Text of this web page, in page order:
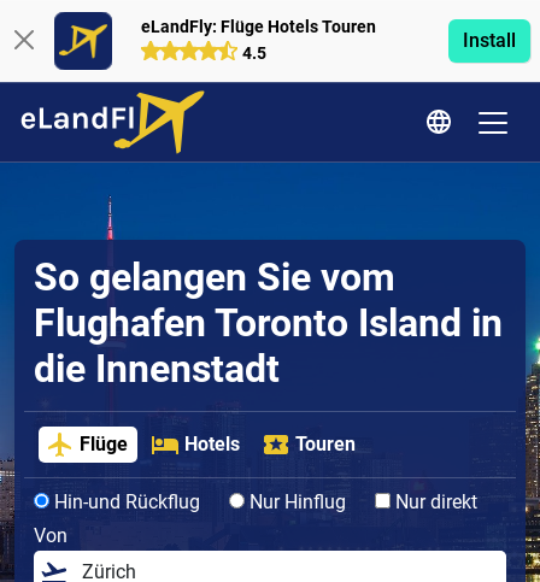
eLandFly: Flüge Hotels Touren
4.5
Install
So gelangen Sie vom
Flughafen Toronto Island in
die Innenstadt
Flüge Hotels Touren
Hin-und Rückflug Nur Hinflug
Nur direkt
Von